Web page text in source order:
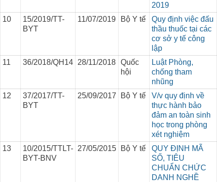
2019
10
15/2019/TT-
BYT
11/07/2019 Bộ Y tế
Quy định việc đấu
thầu thuốc tại các
cơ sở y tế công
lập
11
36/2018/QH14 28/11/2018 Quốc
hội
Luật Phòng,
chống tham
nhũng
12
37/2017/TT-
BYT
25/09/2017 Bộ Y tế
V/v quy định về
thực hành bảo
đảm an toàn sinh
học trong phòng
xét nghiệm
13
10/2015/TTLT-
BYT-BNV
27/05/2015 Bộ Y tế
QUY ĐỊNH MÃ
SỐ, TIÊU
CHUẨN CHỨC
DANH NGHỀ